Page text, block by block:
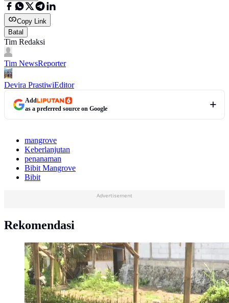
Copy Link
Batal
Tim Redaksi
Tim NewsReporter
Devira PrastiwiEditor
Add
as a preferred source on Google
mangrove
Keberlanjutan
penanaman
Bibit Mangrove
Bibit
Advertisement
Rekomendasi